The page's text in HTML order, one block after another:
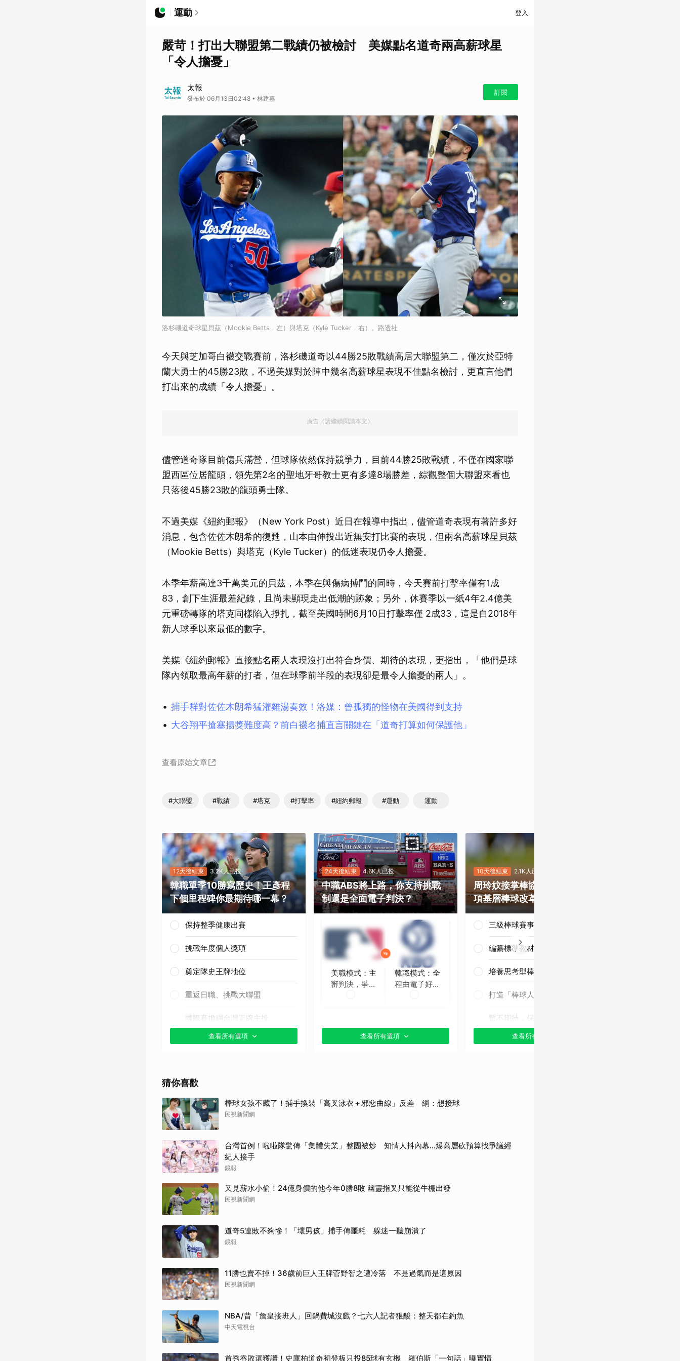
運動 登入
嚴苛！打出大聯盟第二戰績仍被檢討 美媒點名道奇兩高薪球星
「令人擔憂」
太報
發布於 06月13日02:48 • 林建嘉
訂閱
洛杉磯道奇球星貝茲（Mookie Betts，左）與塔克（Kyle Tucker，右）。路透社
今天與芝加哥白襪交戰賽前，洛杉磯道奇以44勝25敗戰績高居大聯盟第二，僅次於亞特
蘭大勇士的45勝23敗，不過美媒對於陣中幾名高薪球星表現不佳點名檢討，更直言他們
打出來的成績「令人擔憂」。
廣告（請繼續閱讀本文）
儘管道奇隊目前傷兵滿營，但球隊依然保持競爭力，目前44勝25敗戰績，不僅在國家聯
盟西區位居龍頭，領先第2名的聖地牙哥教士更有多達8場勝差，綜觀整個大聯盟來看也
只落後45勝23敗的龍頭勇士隊。
不過美媒《紐約郵報》（New York Post）近日在報導中指出，儘管道奇表現有著許多好
消息，包含佐佐木朗希的復甦，山本由伸投出近無安打比賽的表現，但兩名高薪球星貝茲
（Mookie Betts）與塔克（Kyle Tucker）的低迷表現仍令人擔憂。
本季年薪高達3千萬美元的貝茲，本季在與傷病搏鬥的同時，今天賽前打擊率僅有1成
83，創下生涯最差紀錄，且尚未顯現走出低潮的跡象；另外，休賽季以一紙4年2.4億美
元重磅轉隊的塔克同樣陷入掙扎，截至美國時間6月10日打擊率僅 2成33，這是自2018年
新人球季以來最低的數字。
美媒《紐約郵報》直接點名兩人表現沒打出符合身價、期待的表現，更指出，「他們是球
隊內領取最高年薪的打者，但在球季前半段的表現卻是最令人擔憂的兩人」。
捕手群對佐佐木朗希猛灌雞湯奏效！洛媒：曾孤獨的怪物在美國得到支持
大谷翔平搶塞揚獎難度高？前白襪名捕直言關鍵在「道奇打算如何保護他」
查看原始文章
#大聯盟 #戰績 #塔克 #打擊率 #紐約郵報 #運動 運動
12天後結束 3.2K人已投
韓職單季10勝寫歷史！王彥程
下個里程碑你最期待哪一幕？
保持整季健康出賽
挑戰年度個人獎項
奠定隊史王牌地位
重返日職、挑戰大聯盟
國際賽擔綱台灣王牌主投
其他（歡迎貼文分享）
查看所有選項
24天後結束 4.6K人已投
中職ABS將上路，你支持挑戰
制還是全面電子判決？
美職模式：主
審判決，爭議
韓職模式：全
程由電子好球
查看所有選項
10天後結束 2.1K人已投
周玲妏接掌棒協，你最期待哪一
項基層棒球改革？
三級棒球賽事正常化
編纂標準教材與導入運科防護
培養思考型棒球人才
打造「棒球人之家」
暫不期待，保持觀望
查看所有選項
猜你喜歡
棒球女孩不藏了！捕手換裝「高叉泳衣＋邪惡曲線」反差 網：想接球
民視新聞網
台灣首例！啦啦隊驚傳「集體失業」整團被炒 知情人抖內幕...爆高層砍預算找爭議經
紀人接手
鏡報
又見薪水小偷！24億身價的他今年0勝8敗 幽靈指叉只能從牛棚出發
民視新聞網
道奇5連敗不夠慘！「壞男孩」捕手傳噩耗 躲迷一聽崩潰了
鏡報
11勝也賣不掉！36歲前巨人王牌菅野智之遭冷落 不是過氣而是這原因
民視新聞網
NBA/昔「詹皇接班人」回鍋費城沒戲？七六人記者狠酸：整天都在釣魚
中天電視台
首秀吞敗還獲讚！史庫柏道奇初登板只投85球有玄機 羅伯斯「一句話」曝實情
取消